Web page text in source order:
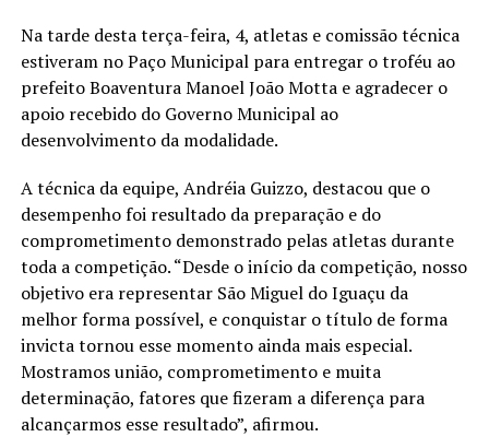
Na tarde desta terça-feira, 4, atletas e comissão técnica
estiveram no Paço Municipal para entregar o troféu ao
prefeito Boaventura Manoel João Motta e agradecer o
apoio recebido do Governo Municipal ao
desenvolvimento da modalidade.
A técnica da equipe, Andréia Guizzo, destacou que o
desempenho foi resultado da preparação e do
comprometimento demonstrado pelas atletas durante
toda a competição. “Desde o início da competição, nosso
objetivo era representar São Miguel do Iguaçu da
melhor forma possível, e conquistar o título de forma
invicta tornou esse momento ainda mais especial.
Mostramos união, comprometimento e muita
determinação, fatores que fizeram a diferença para
alcançarmos esse resultado”, afirmou.